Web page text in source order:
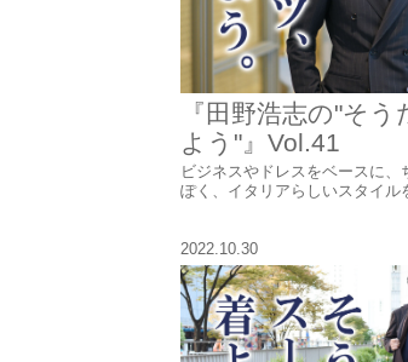
『田野浩志の"そ
よう"』Vol.41
ビジネスやドレスをベースに、
ぽく、イタリアらしいスタイル
2022.10.30